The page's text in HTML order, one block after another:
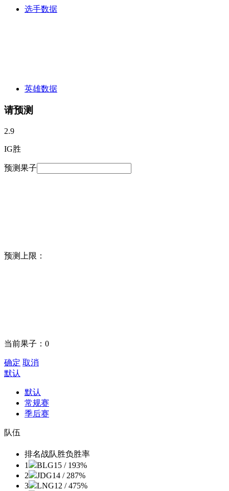
选手数据
英雄数据
请预测
2.9
IG胜
预测果子
预测上限：
当前果子： 0
确定 取消
默认
默认
常规赛
季后赛
队伍
排名战队胜负胜率
1
BLG15 / 193%
2
JDG14 / 287%
3
LNG12 / 475%